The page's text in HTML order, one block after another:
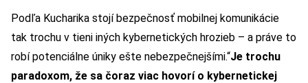
Podľa Kucharika stojí bezpečnosť mobilnej komunikácie
tak trochu v tieni iných kybernetických hrozieb – a práve to
robí potenciálne úniky ešte nebezpečnejšími.“Je trochu
paradoxom, že sa čoraz viac hovorí o kybernetickej